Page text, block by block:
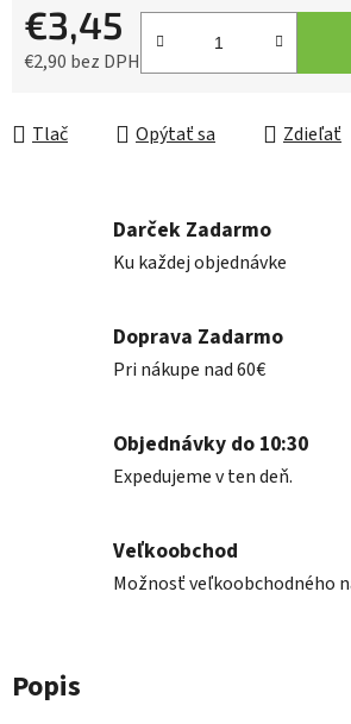
€3,45
€2,90 bez DPH
Tlač Opýtať sa Zdieľať
Darček Zadarmo
Ku každej objednávke
Doprava Zadarmo
Pri nákupe nad 60€
Objednávky do 10:30
Expedujeme v ten deň.
Veľkoobchod
Možnosť veľkoobchodného
Popis